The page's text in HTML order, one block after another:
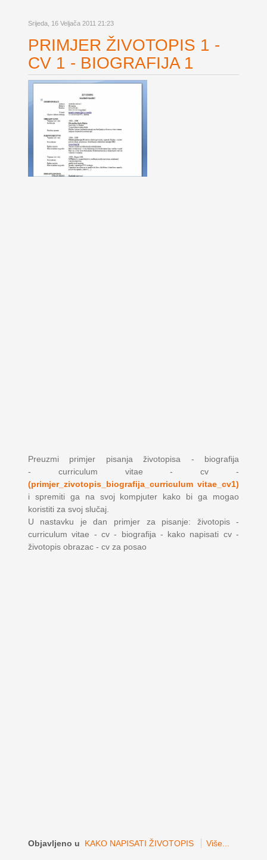
Srijeda, 16 Veljača 2011 21:23
PRIMJER ŽIVOTOPIS 1 -
CV 1 - BIOGRAFIJA 1
Preuzmi primjer pisanja životopisa - biografija
- curriculum vitae - cv -
(primjer_zivotopis_biografija_curriculum vitae_cv1)
i spremiti ga na svoj kompjuter kako bi ga mogao
koristiti za svoj slučaj.
U nastavku je dan primjer za pisanje: životopis -
curriculum vitae - cv - biografija - kako napisati cv -
životopis obrazac - cv za posao
Objavljeno u KAKO NAPISATI ŽIVOTOPIS Više...